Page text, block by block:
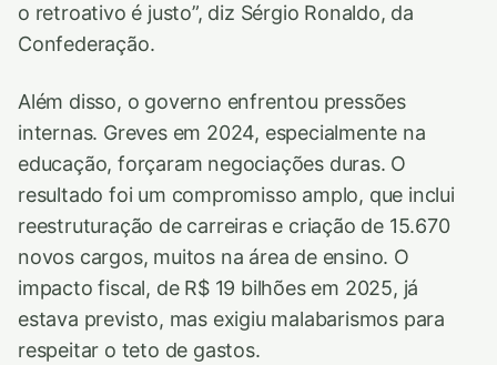
o retroativo é justo”, diz Sérgio Ronaldo, da
Confederação.
Além disso, o governo enfrentou pressões
internas. Greves em 2024, especialmente na
educação, forçaram negociações duras. O
resultado foi um compromisso amplo, que inclui
reestruturação de carreiras e criação de 15.670
novos cargos, muitos na área de ensino. O
impacto fiscal, de R$ 19 bilhões em 2025, já
estava previsto, mas exigiu malabarismos para
respeitar o teto de gastos.